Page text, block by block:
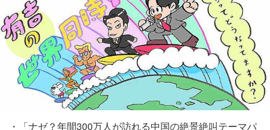
・「ナゼ？年間300万人が訪れる中国の絶景絶叫テーマパ